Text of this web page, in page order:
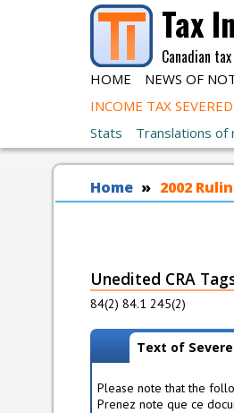
Skip to main content Tax
Canadian
HOME NEWS OF
INCOME TAX
Stats
Translations
You are here
Home 2002
Unedited CRA
84(2) 84.1 245(2)
View modes
Text of
Please note that the
Prenez note que ce